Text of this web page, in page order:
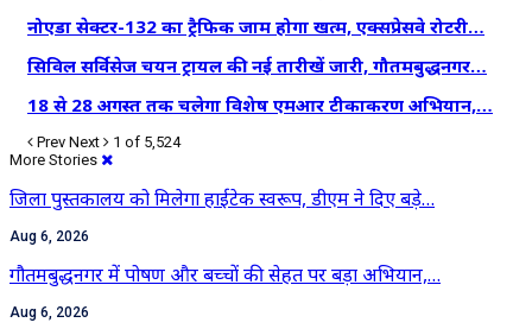
नोएडा सेक्टर-132 का ट्रैफिक जाम होगा खत्म, एक्सप्रेसवे रोटरी…
सिविल सर्विसेज चयन ट्रायल की नई तारीखें जारी, गौतमबुद्धनगर…
18 से 28 अगस्त तक चलेगा विशेष एमआर टीकाकरण अभियान,…
Prev Next
1 of 5,524
More Stories
जिला पुस्तकालय को मिलेगा हाईटेक स्वरूप, डीएम ने दिए बड़े…
Aug 6, 2026
गौतमबुद्धनगर में पोषण और बच्चों की सेहत पर बड़ा अभियान,…
Aug 6, 2026